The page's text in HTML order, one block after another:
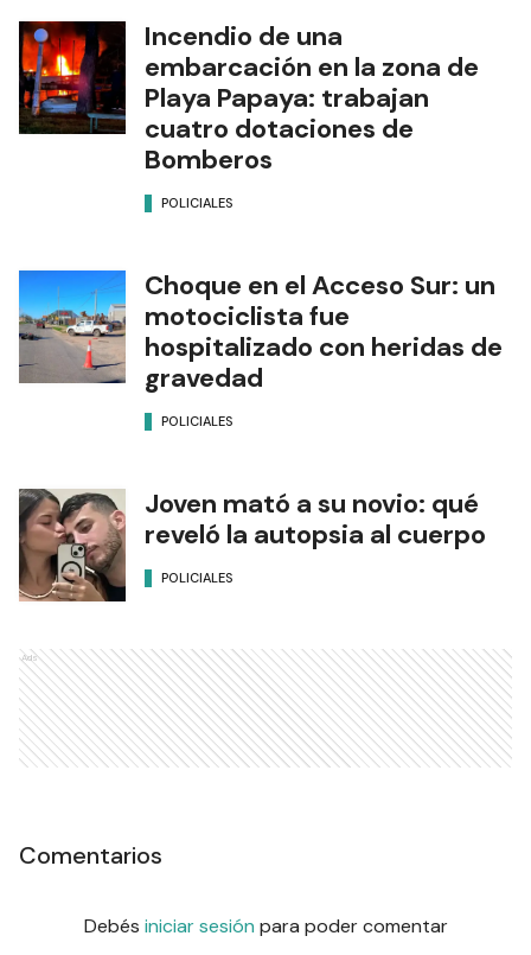
Incendio de una
embarcación en la zona de
Playa Papaya: trabajan
cuatro dotaciones de
Bomberos
POLICIALES
Choque en el Acceso Sur: un
motociclista fue
hospitalizado con heridas de
gravedad
POLICIALES
Joven mató a su novio: qué
reveló la autopsia al cuerpo
POLICIALES
Ads
Comentarios
Debés iniciar sesión para poder comentar